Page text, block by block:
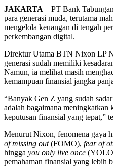
JAKARTA – PT Bank
para generasi muda, terutama
mengelola keuangan di tengah
perkembangan digital.
Direktur Utama BTN Nixon LP
generasi sudah memiliki
Namun, ia melihat masih
kemampuan finansial jangka
“Banyak Gen Z yang sudah
adalah bagaimana meningkatkan
keputusan finansial yang tepat,”
Menurut Nixon, fenomena gaya
of missing out(FOMO), fear of
hingga you only live once
pemahaman finansial yang lebih